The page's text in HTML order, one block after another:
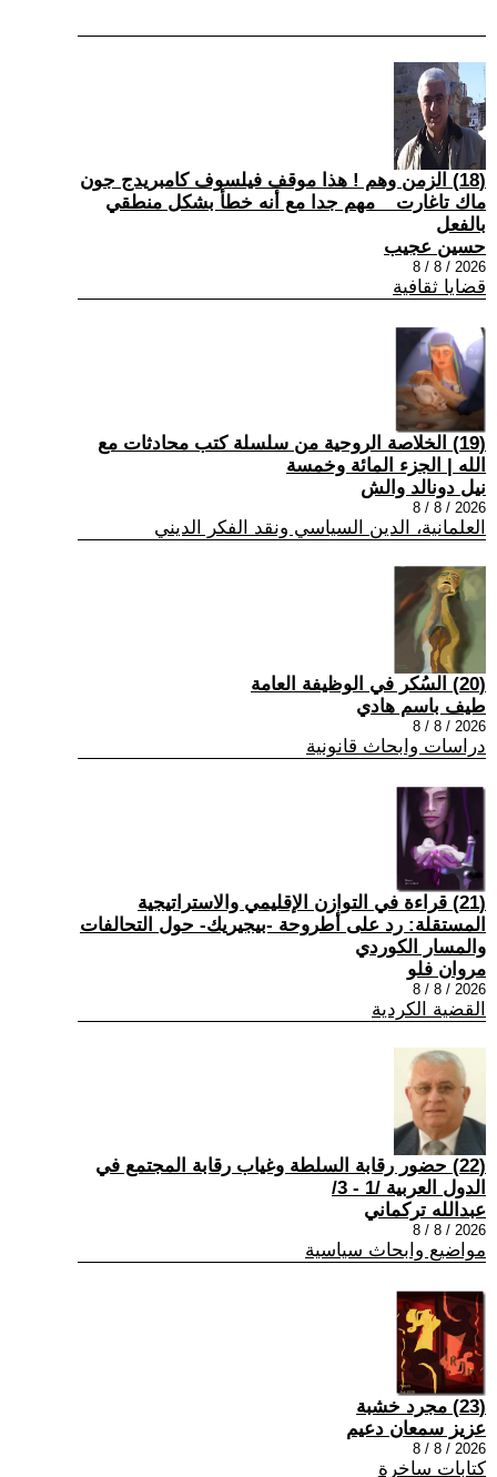
(18) الزمن وهم ! هذا موقف فيلسوف كامبريدج جون
ماك تاغارت _ مهم جدا مع أنه خطأ بشكل منطقي
بالفعل
حسين عجيب
2026 / 8 / 8
قضايا ثقافية
(19) الخلاصة الروحية من سلسلة كتب محادثات مع
الله | الجزء المائة وخمسة
نيل دونالد والش
2026 / 8 / 8
العلمانية، الدين السياسي ونقد الفكر الديني
(20) السُكر في الوظيفة العامة
طيف باسم هادي
2026 / 8 / 8
دراسات وابحاث قانونية
(21) قراءة في التوازن الإقليمي والاستراتيجية
المستقلة: رد على أطروحة -بيجيريك- حول التحالفات
والمسار الكوردي
مروان فلو
2026 / 8 / 8
القضية الكردية
(22) حضور رقابة السلطة وغياب رقابة المجتمع في
الدول العربية /1 - 3/
عبدالله تركماني
2026 / 8 / 8
مواضيع وابحاث سياسية
(23) مجرد خشبة
عزيز سمعان دعيم
2026 / 8 / 8
كتابات ساخرة